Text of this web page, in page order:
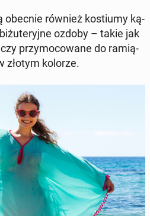
obecnie również ko­stiu­my ką­
ozdoby – takie jak
przy­mo­co­wa­ne do ra­mią­
złotym kolorze.